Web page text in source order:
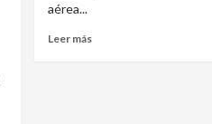
aérea...
Leer más